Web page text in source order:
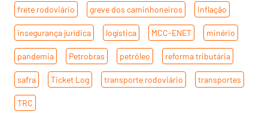
frete rodoviário greve dos caminhoneiros inflação
insegurança jurídica logística MCC-ENET minério
pandemia Petrobras petróleo reforma tributária
safra Ticket Log transporte rodoviário transportes
TRC